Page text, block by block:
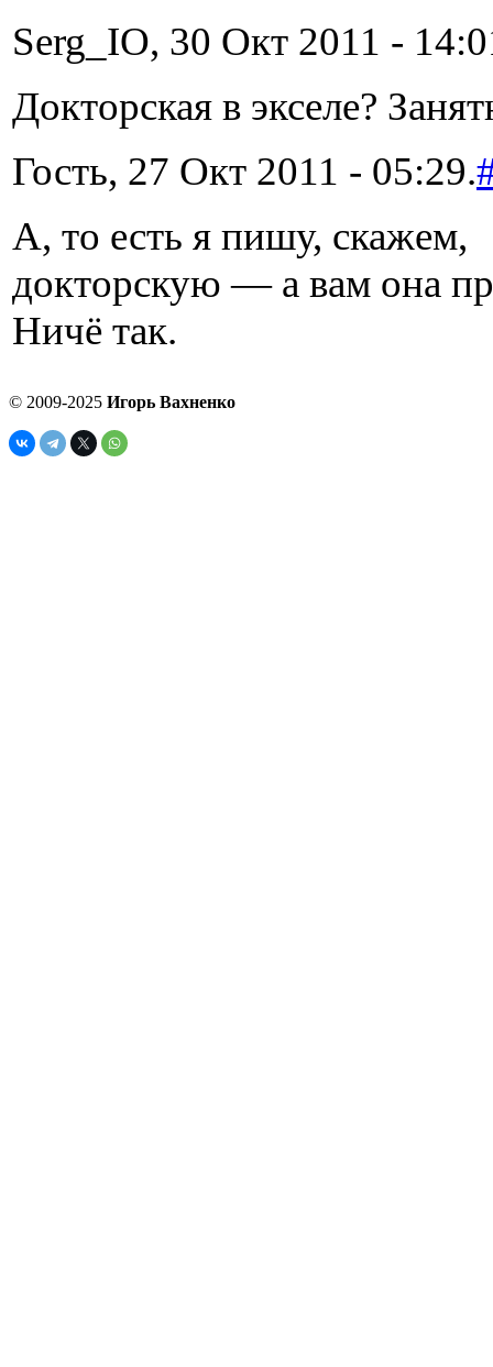
Serg_IO, 30 Окт 2011 -
Докторская в экселе?
Гость, 27 Окт 2011 - 05:29.
А, то есть я пишу, скажем,
докторскую — а вам она
Ничё так.
© 2009-2025 Игорь Вахненко